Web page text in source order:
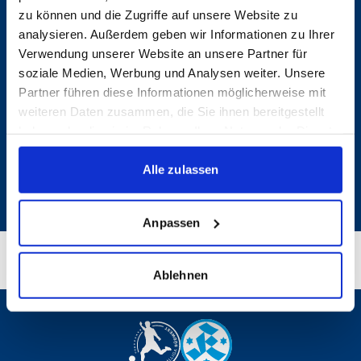
zu können und die Zugriffe auf unsere Website zu
analysieren. Außerdem geben wir Informationen zu Ihrer
Verwendung unserer Website an unsere Partner für
soziale Medien, Werbung und Analysen weiter. Unsere
Partner führen diese Informationen möglicherweise mit
weiteren Daten zusammen, die Sie ihnen bereitgestellt
gesammelt haben.
Alle zulassen
Anpassen
Ablehnen
FANSHOP
TICKETS
1. MANNSCHAFT
VEREIN
FANS